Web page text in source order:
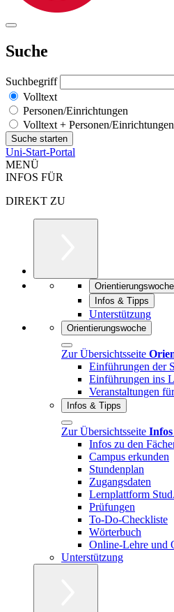
Suche
Suchbegriff
Volltext
Personen/Einrichtungen
Volltext + Personen/Einrichtungen
Uni-Start-Portal
MENÜ
INFOS FÜR
DIREKT ZU
Orientierungswoche
Infos & Tipps
Unterstützung
Orientierungswoche
Zur Übersichtsseite
Einführungen der
Einführungen ins
Veranstaltungen
Infos & Tipps
Zur Übersichtsseite
Infos zu den
Campus erkunden
Stundenplan
Zugangsdaten
Lernplattform
Prüfungen
To-Do-Checkliste
Wörterbuch
Online-Lehre und
Unterstützung